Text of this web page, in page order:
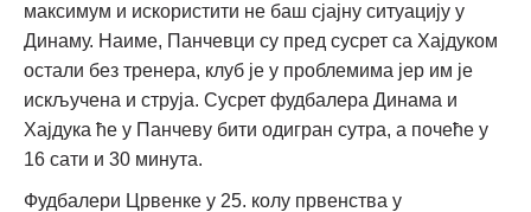
максимум и искористити не баш сјајну ситуацију у
Динаму. Наиме, Панчевци су пред сусрет са Хајдуком
остали без тренера, клуб је у проблемима јер им је
искључена и струја. Сусрет фудбалера Динама и
Хајдука ће у Панчеву бити одигран сутра, а почеће у
16 сати и 30 минута.
Фудбалери Црвенке у 25. колу првенства у